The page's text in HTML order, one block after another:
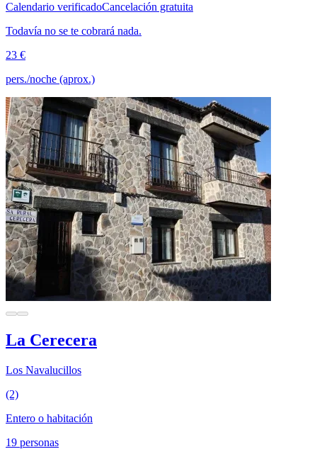
Calendario verificadoCancelación gratuita
Todavía no se te cobrará nada.
23 €
pers./noche (aprox.)
La Cerecera
Los Navalucillos
(2)
Entero o habitación
19 personas